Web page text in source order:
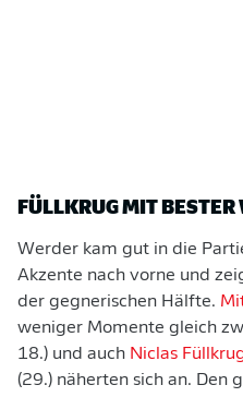
FÜLLKRUG MIT
Werder kam gut in die
Akzente nach vorne und
der gegnerischen Hälfte.
weniger Momente gleich
18.) und auch Niclas
(29.) näherten sich an. Den